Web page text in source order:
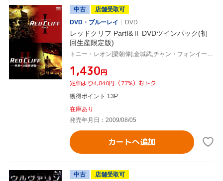
中古
店舗受取可
DVD・ブルーレイ
DVD
レッドクリフ PartI&Ⅱ DVDツインパック(初
回生産限定版)
¥1,430円
定価より4,840円（77%）おトク
獲得ポイント 13P
在庫あり
発売年月日：2009/08/05
カートへ追加
中古
店舗受取可